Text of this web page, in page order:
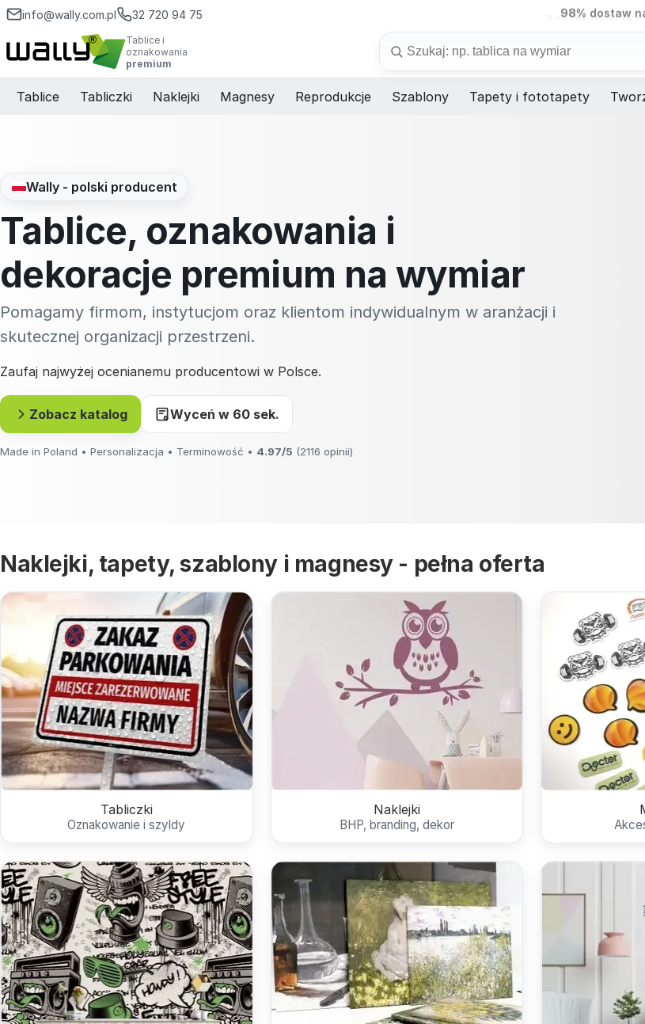
info@wally.com.pl 32 720 94 75 7 dniprodukcja
Tablice i
oznakowania
premium
Tablice Tabliczki Naklejki Magnesy Reprodukcje Szablony Tapety i fototapety
Wally - polski producent
Tablice, oznakowania i
dekoracje premium na wymiar
Pomagamy firmom, instytucjom oraz klientom indywidualnym w aranżacji i
skutecznej organizacji przestrzeni.
Zaufaj najwyżej ocenianemu producentowi w Polsce.
Zobacz katalog Wyceń w 60 sek.
Made in Poland • Personalizacja • Terminowość • 4.97/5 (2116 opinii)
Naklejki, tapety, szablony i magnesy - pełna oferta
Tabliczki
Oznakowanie i szyldy
Naklejki
BHP, branding, dekor